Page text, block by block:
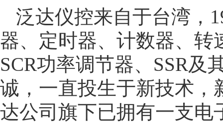
泛达仪控来自于台湾，
器、定时器、计数器、转
SCR功率调节器、SSR
诚，一直投生于新技术，
达公司旗下已拥有一支电